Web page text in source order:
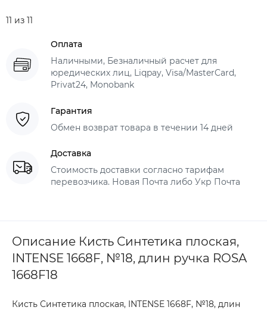
11 из 11
Оплата
Наличными, Безналичный расчет для
юредических лиц, Liqpay, Visa/MasterCard,
Privat24, Monobank
Гарантия
Обмен возврат товара в течении 14 дней
Доставка
Стоимость доставки согласно тарифам
перевозчика. Новая Почта либо Укр Почта
Описание Кисть Синтетика плоская,
INTENSE 1668F, №18, длин ручка ROSA
1668F18
Кисть Синтетика плоская, INTENSE 1668F, №18, длин